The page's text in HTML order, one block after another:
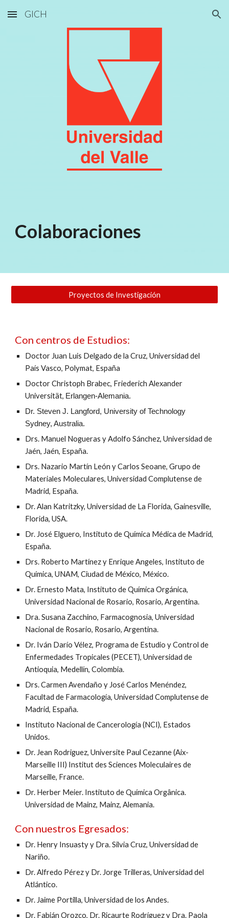
Skip to main content Skip to navigation
GICH
Colaboraciones
Proyectos de Investigación
Con centros de Estudios:
Doctor Juan Luis Delgado de la Cruz, Universidad del
País Vasco, Polymat, España
Doctor Christoph Brabec, Friederich Alexander
Universität, Erlangen-Alemania.
Dr. Steven J. Langford, University of Technology
Sydney, Australia.
Drs. Manuel Nogueras y Adolfo Sánchez, Universidad de
Jaén, Jaén, España.
Drs. Nazario Martín León y Carlos Seoane, Grupo de
Materiales Moleculares, Universidad Complutense de
Madrid, España.
Dr. Alan Katritzky, Universidad de La Florida, Gainesville,
Florida, USA.
Dr. José Elguero, Instituto de Química Médica de Madrid,
España.
Drs. Roberto Martínez y Enrique Angeles, Instituto de
Química, UNAM, Ciudad de México, México.
Dr. Ernesto Mata, Instituto de Química Orgánica,
Universidad Nacional de Rosario, Rosario, Argentina.
Dra. Susana Zacchino, Farmacognosia, Universidad
Nacional de Rosario, Rosario, Argentina.
Dr. Iván Darío Vélez, Programa de Estudio y Control de
Enfermedades Tropicales (PECET), Universidad de
Antioquia, Medellín, Colombia.
Drs. Carmen Avendaño y José Carlos Menéndez,
Facultad de Farmacología, Universidad Complutense de
Madrid, España.
Instituto Nacional de Cancerología (NCI), Estados
Unidos.
Dr. Jean Rodriguez, Universite Paul Cezanne (Aix-
Marseille III) Institut des Sciences Moleculaires de
Marseille, France.
Dr. Herber Meier. Instituto de Química Orgânica.
Universidad de Mainz, Mainz, Alemania.
Con nuestros Egresados:
Dr. Henry Insuasty y Dra. Silvia Cruz, Universidad de
Nariño.
Dr. Alfredo Pérez y Dr. Jorge Trilleras, Universidad del
Atlántico.
Dr. Jaime Portilla, Universidad de los Andes.
Dr. Fabián Orozco, Dr. Ricaurte Rodríguez y Dra. Paola